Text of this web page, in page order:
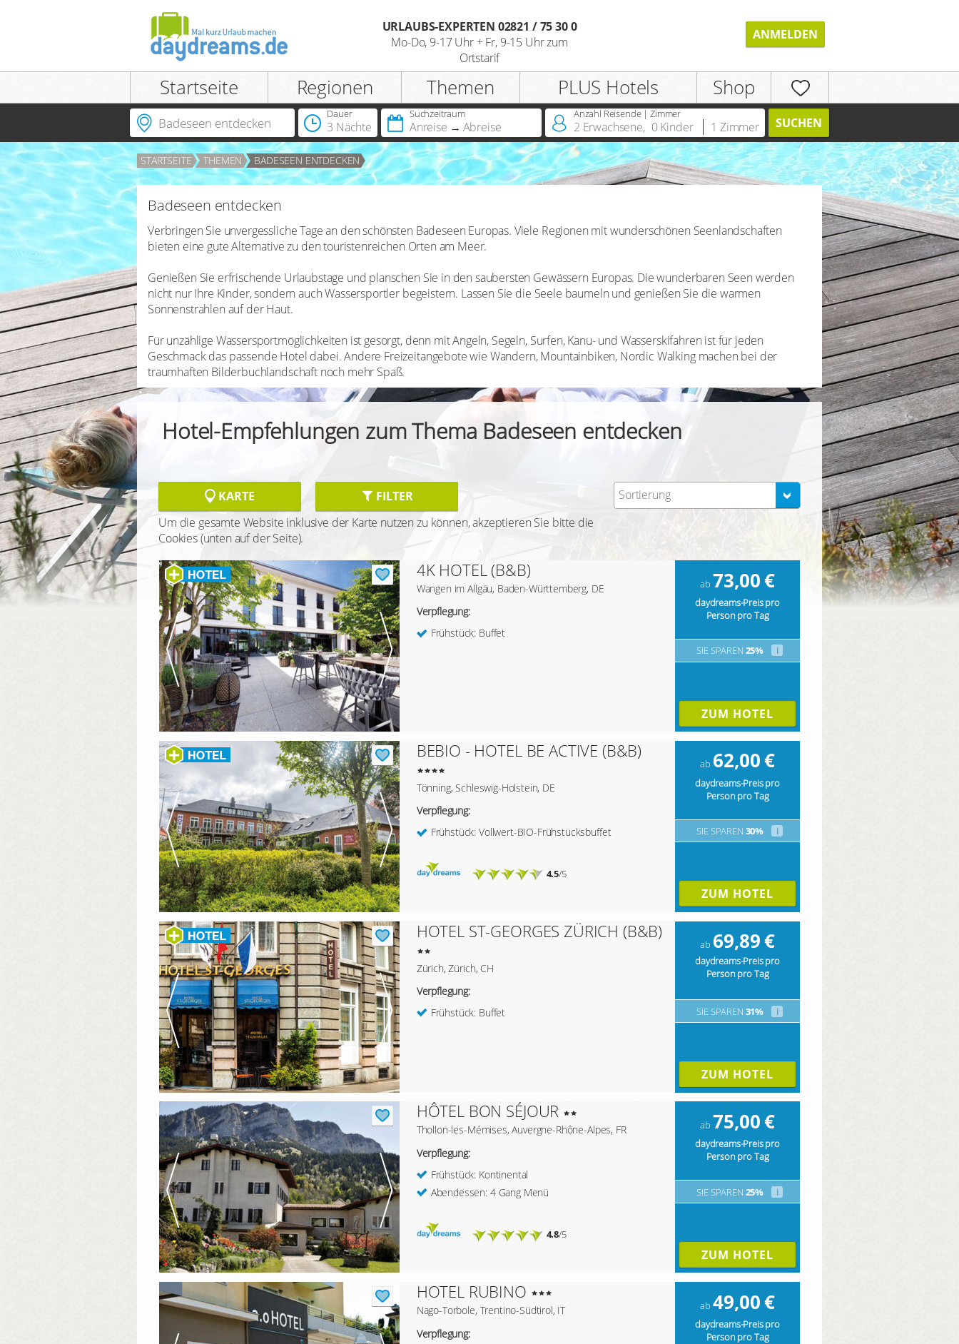
Einloggen
ANMELDEN
Passwort vergessen?
Registrieren
Sie besitzen bereits eine
Jahreskarte?
Hotelscheck?
URLAUBS-EXPERTEN 02821 / 75 30 0
Mo-Do, 9-17 Uhr + Fr, 9-15 Uhr zum
Ortstarif
ANMELDEN
Startseite Regionen Themen PLUS Hotels Shop
Dauer
3 Nächte
Suchzeitraum
Anreise Abreise
Anzahl Reisende | Zimmer
2 Erwachsene, 0 Kinder 1 Zimmer SUCHEN
STARTSEITE THEMEN BADESEEN ENTDECKEN
Badeseen entdecken
Verbringen Sie unvergessliche Tage an den schönsten Badeseen Europas. Viele Regionen mit wunderschönen Seenlandschaften
bieten eine gute Alternative zu den touristenreichen Orten am Meer.
Genießen Sie erfrischende Urlaubstage und planschen Sie in den saubersten Gewässern Europas. Die wunderbaren Seen werden
nicht nur Ihre Kinder, sondern auch Wassersportler begeistern. Lassen Sie die Seele baumeln und genießen Sie die warmen
Sonnenstrahlen auf der Haut.
Für unzählige Wassersportmöglichkeiten ist gesorgt, denn mit Angeln, Segeln, Surfen, Kanu- und Wasserskifahren ist für jeden
Geschmack das passende Hotel dabei. Andere Freizeitangebote wie Wandern, Mountainbiken, Nordic Walking machen bei der
traumhaften Bilderbuchlandschaft noch mehr Spaß.
Hotel-Empfehlungen zum Thema Badeseen entdecken
KARTE
FILTER
Um die gesamte Website inklusive der Karte nutzen zu können, akzeptieren Sie bitte die
Cookies (unten auf der Seite).
Sortierung
4K HOTEL (B&B)
Wangen im Allgäu, Baden-Württemberg, DE
Verpflegung:
Frühstück: Buffet
ab 73,00€
daydreams-Preis pro
Person pro Tag
SIE SPAREN 25% i
ZUM HOTEL
BEBIO - HOTEL BE ACTIVE (B&B)
Tönning, Schleswig-Holstein, DE
Verpflegung:
Frühstück: Vollwert-BIO-Frühstücksbuffet
4.5/5
ab 62,00€
daydreams-Preis pro
Person pro Tag
SIE SPAREN 30% i
ZUM HOTEL
HOTEL ST-GEORGES ZÜRICH (B&B)
Zürich, Zürich, CH
Verpflegung:
Frühstück: Buffet
ab 69,89€
daydreams-Preis pro
Person pro Tag
SIE SPAREN 31% i
ZUM HOTEL
HÔTEL BON SÉJOUR
Thollon-les-Mémises, Auvergne-Rhône-Alpes, FR
Verpflegung:
Frühstück: Kontinental
Abendessen: 4 Gang Menü
4.8/5
ab 75,00€
daydreams-Preis pro
Person pro Tag
SIE SPAREN 25% i
ZUM HOTEL
HOTEL RUBINO
Nago-Torbole, Trentino-Südtirol, IT
Verpflegung:
ab 49,00€
daydreams-Preis pro
Person pro Tag